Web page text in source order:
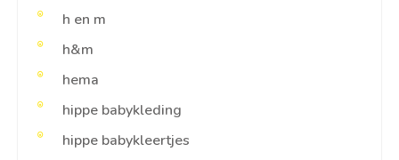
h en m
h&m
hema
hippe babykleding
hippe babykleertjes